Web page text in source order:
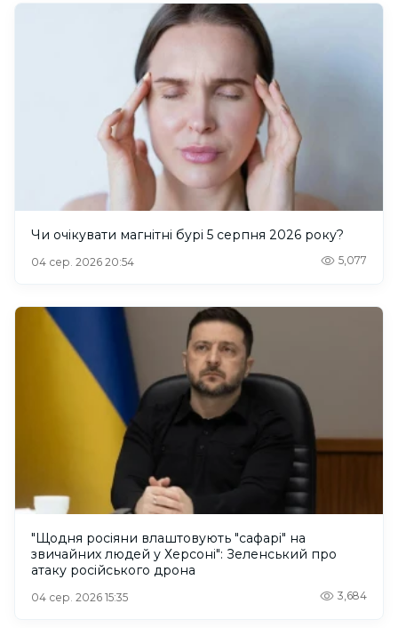
Чи очікувати магнітні бурі 5 серпня 2026 року?
04 сер. 2026 20:54 5,077
"Щодня росіяни влаштовують "сафарі" на
звичайних людей у Херсоні": Зеленський про
атаку російського дрона
04 сер. 2026 15:35 3,684